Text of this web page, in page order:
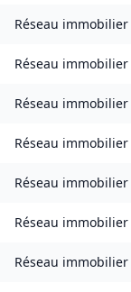
Réseau immobilier
Réseau immobilier
Réseau immobilier
Réseau immobilier
Réseau immobilier
Réseau immobilier
Réseau immobilier